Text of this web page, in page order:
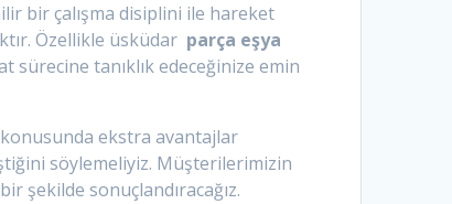
bir çalışma disiplini ile hareket
Özellikle üsküdar parça eşya
tanıklık edeceğinize emin
ekstra avantajlar
söylemeliyiz. Müşterilerimizin
şekilde sonuçlandıracağız.